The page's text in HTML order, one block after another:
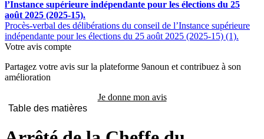
l’Instance supérieure indépendante pour les élections du 25
août 2025 (2025-15).
Procès-verbal des délibérations du conseil de l’Instance supérieure
indépendante pour les élections du 25 août 2025 (2025-15) (1).
Votre avis compte
Partagez votre avis sur la plateforme 9anoun et contribuez à son
amélioration
Je donne mon avis
Table des matières